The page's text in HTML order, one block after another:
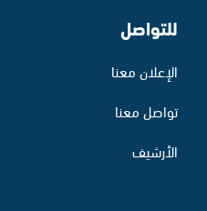
للتواصل
الإعلان معنا
تواصل معنا
الأرشيف